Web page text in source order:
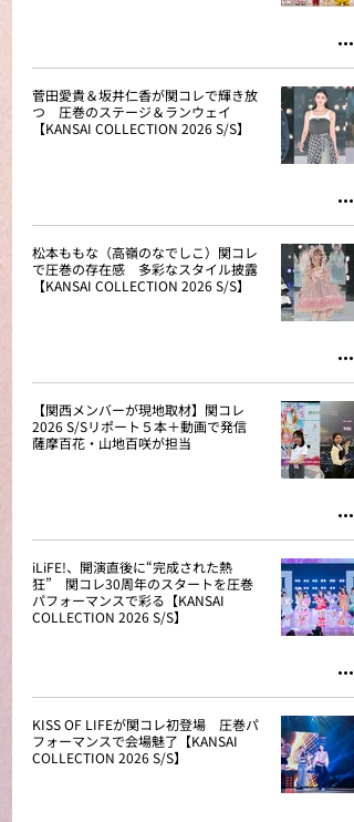
菅田愛貴＆坂井仁香が関コレで輝き放
つ 圧巻のステージ＆ランウェイ
【KANSAI COLLECTION 2026 S/S】
松本ももな（高嶺のなでしこ）関コレ
で圧巻の存在感 多彩なスタイル披露
【KANSAI COLLECTION 2026 S/S】
【関西メンバーが現地取材】関コレ
2026 S/Sリポート５本＋動画で発信
薩摩百花・山地百咲が担当
iLiFE!、開演直後に“完成された熱
狂” 関コレ30周年のスタートを圧巻
パフォーマンスで彩る【KANSAI
COLLECTION 2026 S/S】
KISS OF LIFEが関コレ初登場 圧巻パ
フォーマンスで会場魅了【KANSAI
COLLECTION 2026 S/S】